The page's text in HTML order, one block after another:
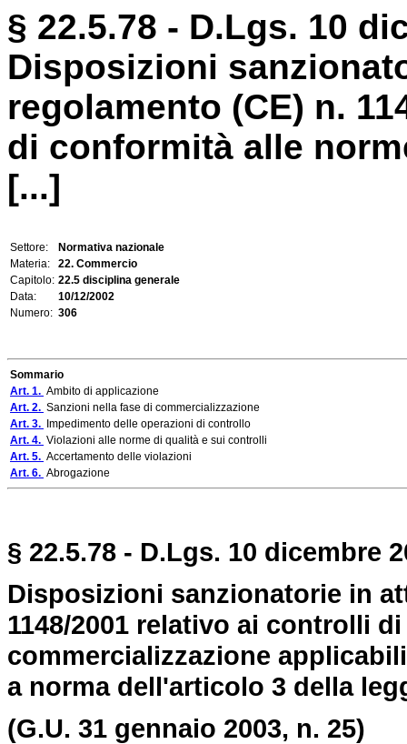
§ 22.5.78 - D.Lgs. 10
Disposizioni
regolamento (CE) n.
di conformità alle
[...]
Settore:
Normativa nazionale
Materia:
22. Commercio
Capitolo: 22.5 disciplina generale
Data:
10/12/2002
Numero: 306
Sommario
Art. 1. Ambito di applicazione
Art. 2. Sanzioni nella fase di commercializzazione
Art. 3.
Impedimento delle operazioni di controllo
Art. 4. Violazioni alle norme di qualità e sui controlli
Art. 5. Accertamento delle violazioni
Art. 6. Abrogazione
§ 22.5.78 - D.Lgs. 10 dicembre
Disposizioni sanzionatorie in
1148/2001 relativo ai controlli
commercializzazione
a norma dell'articolo 3 della
(G.U. 31 gennaio 2003, n. 25)